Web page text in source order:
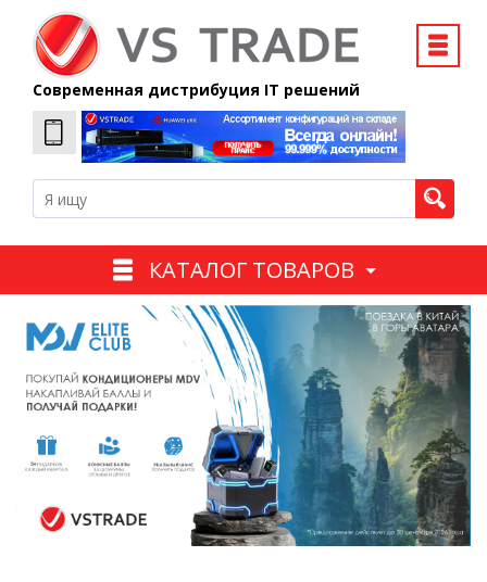
Современная дистрибуция IT решений
КАТАЛОГ ТОВАРОВ